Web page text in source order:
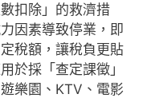
扣除」的救濟措
因素導致停業，即
稅額，讓稅負更貼
於採「查定課徵」
樂園、KTV、電影